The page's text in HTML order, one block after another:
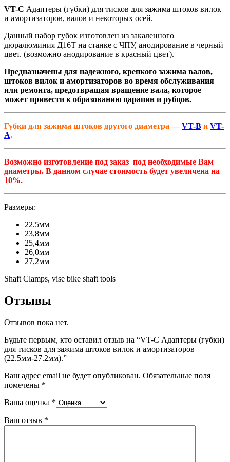
VT-C Адаптеры (губки) для тисков для зажима штоков вилок
и амортизаторов, валов и некоторых осей.
Данный набор губок изготовлен из закаленного
дюралюминия Д16Т на станке с ЧПУ, анодирование в черный
цвет. (возможно анодирование в красный цвет).
Предназначены для надежного, крепкого зажима валов,
штоков вилок и амортизаторов во время обслуживания
или ремонта, предотвращая вращение вала, которое
может привести к образованию царапин и рубцов.
Губки для зажима штоков другого диаметра —VT-B и VT-
A.
Возможно изготовление под заказ под необходимые Вам
диаметры. В данном случае стоимость будет увеличена на
10%.
Размеры:
22.5мм
23,8мм
25,4мм
26,0мм
27,2мм
Shaft Clamps, vise bike shaft tools
Отзывы
Отзывов пока нет.
Будьте первым, кто оставил отзыв на “VT-C Адаптеры (губки)
для тисков для зажима штоков вилок и амортизаторов
(22.5мм-27.2мм).”
Ваш адрес email не будет опубликован. Обязательные поля
помечены *
Ваша оценка *
Ваш отзыв *